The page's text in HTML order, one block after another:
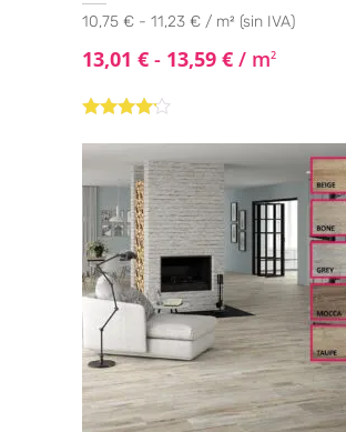
10,75 € - 11,23 € / m² (sin IVA)
13,01 € - 13,59 € / m2
con4.00